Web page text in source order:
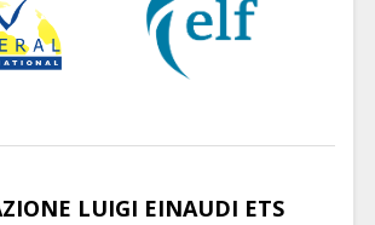
LUIGI EINAUDI ETS